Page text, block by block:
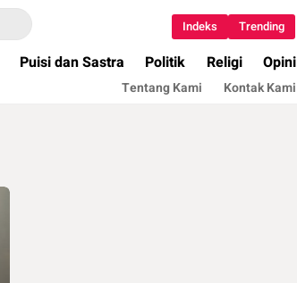
Indeks Trending
Puisi dan Sastra Politik Religi Opini
Tentang Kami Kontak Kami